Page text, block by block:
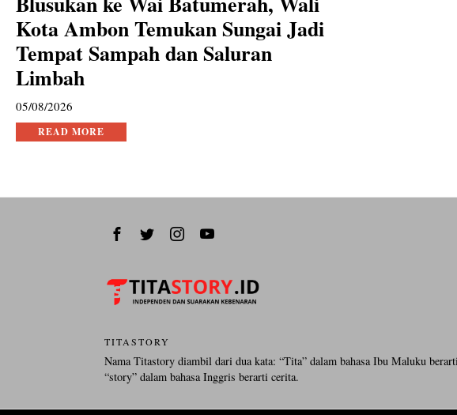
Kota Ambon Temukan Sungai Jadi
Tempat Sampah dan Saluran
Limbah
05/08/2026
READ MORE
TITASTORY
Nama Titastory diambil dari dua kata: “Tita” dalam bahasa Ibu Maluku
“story” dalam bahasa Inggris berarti cerita.